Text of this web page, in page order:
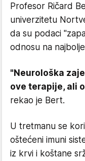
Profesor Ričard
univerzitetu
da su podaci
odnosu na
"Neurološka
ove terapije, ali
rekao je Bert.
U tretmanu se
oštećeni imuni
iz krvi i koštane